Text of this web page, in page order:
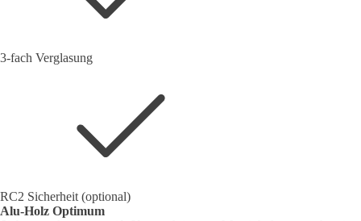
3-fach Verglasung
RC2 Sicherheit (optional)
Alu-Holz Optimum